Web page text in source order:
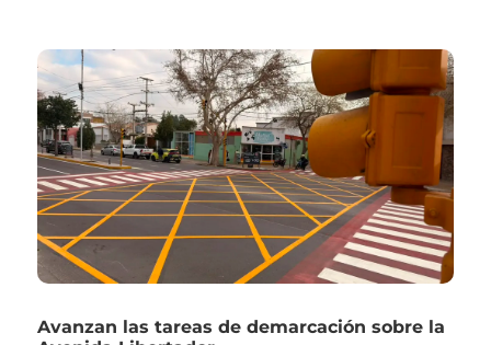
Avanzan las tareas de demarcación sobre la